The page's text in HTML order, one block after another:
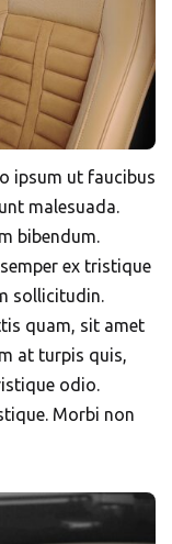
ipsum ut faucibus
malesuada.
bibendum.
ex tristique
sollicitudin.
quam, sit amet
at turpis quis,
odio.
Morbi non